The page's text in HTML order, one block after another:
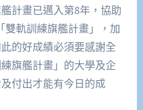
計畫已邁入第8年，協助
雙軌訓練旗艦計畫」，加
的好成績必須要感謝全
旗艦計畫」的大學及企
付出才能有今日的成